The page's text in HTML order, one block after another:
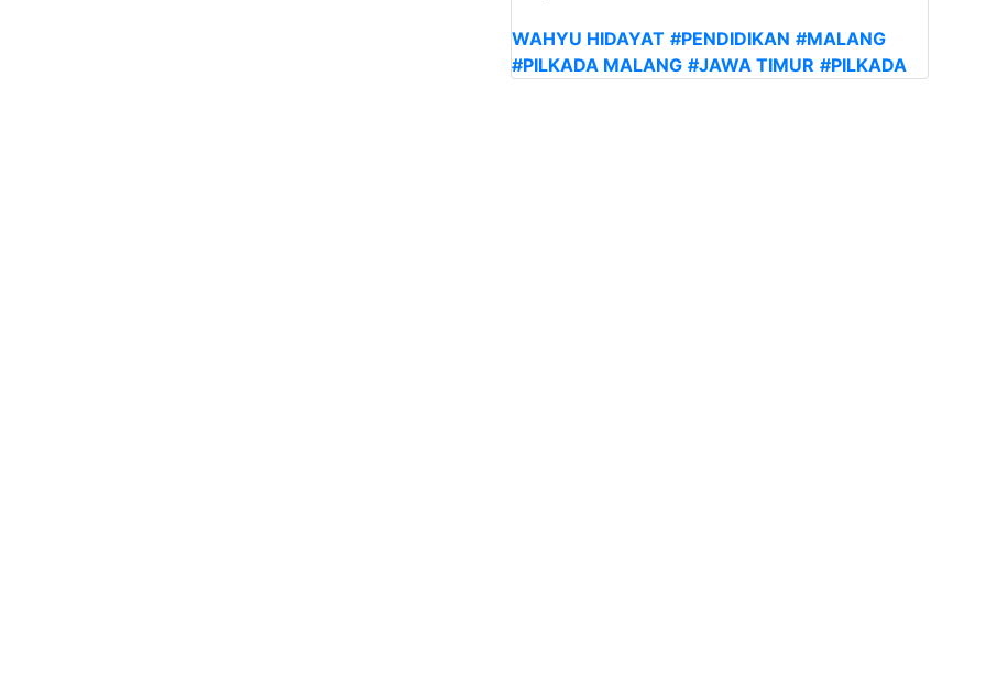
WAHYU HIDAYAT #PENDIDIKAN #MALANG
#PILKADA MALANG #JAWA TIMUR #PILKADA